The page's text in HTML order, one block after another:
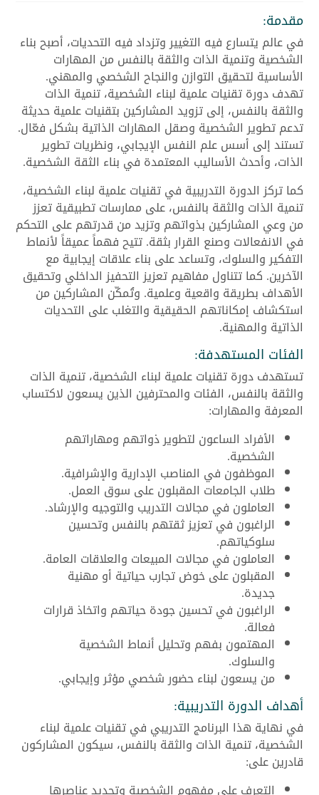
مقدمة:
في عالم يتسارع فيه التغيير وتزداد فيه التحديات، أصبح بناء
الشخصية وتنمية الذات والثقة بالنفس من المهارات
الأساسية لتحقيق التوازن والنجاح الشخصي والمهني.
تهدف دورة تقنيات علمية لبناء الشخصية، تنمية الذات
والثقة بالنفس، إلى تزويد المشاركين بتقنيات علمية حديثة
تدعم تطوير الشخصية وصقل المهارات الذاتية بشكل فعّال.
تستند إلى أسس علم النفس الإيجابي، ونظريات تطوير
الذات، وأحدث الأساليب المعتمدة في بناء الثقة الشخصية.
كما تركز الدورة التدريبية في تقنيات علمية لبناء الشخصية،
تنمية الذات والثقة بالنفس، على ممارسات تطبيقية تعزز
من وعي المشاركين بذواتهم وتزيد من قدرتهم على التحكم
في الانفعالات وصنع القرار بثقة. تتيح فهماً عميقاً لأنماط
التفكير والسلوك، وتساعد على بناء علاقات إيجابية مع
الآخرين. كما تتناول مفاهيم تعزيز التحفيز الداخلي وتحقيق
الأهداف بطريقة واقعية وعلمية. وتُمكّن المشاركين من
استكشاف إمكاناتهم الحقيقية والتغلب على التحديات
الذاتية والمهنية.
الفئات المستهدفة:
تستهدف دورة تقنيات علمية لبناء الشخصية، تنمية الذات
والثقة بالنفس، الفئات والمحترفين الذين يسعون لاكتساب
المعرفة والمهارات:
الأفراد الساعون لتطوير ذواتهم ومهاراتهم
الشخصية.
الموظفون في المناصب الإدارية والإشرافية.
طلاب الجامعات المقبلون على سوق العمل.
العاملون في مجالات التدريب والتوجيه والإرشاد.
الراغبون في تعزيز ثقتهم بالنفس وتحسين
سلوكياتهم.
العاملون في مجالات المبيعات والعلاقات العامة.
المقبلون على خوض تجارب حياتية أو مهنية
جديدة.
الراغبون في تحسين جودة حياتهم واتخاذ قرارات
فعالة.
المهتمون بفهم وتحليل أنماط الشخصية
والسلوك.
من يسعون لبناء حضور شخصي مؤثر وإيجابي.
أهداف الدورة التدريبية:
في نهاية هذا البرنامج التدريبي في تقنيات علمية لبناء
الشخصية، تنمية الذات والثقة بالنفس، سيكون المشاركون
قادرين على:
التعرف على مفهوم الشخصية وتحديد عناصرها